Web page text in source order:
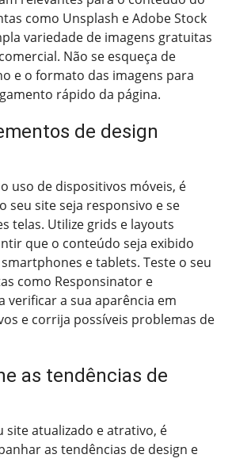
como Unsplash e Adobe Stock
variedade de imagens gratuitas
Não se esqueça de
e o formato das imagens para
rápido da página.
de design
uso de dispositivos móveis, é
seu site seja responsivo e se
telas. Utilize grids e layouts
que o conteúdo seja exibido
e tablets. Teste o seu
como Responsinator e
verificar a sua aparência em
e corrija possíveis problemas de
as tendências de
site atualizado e atrativo, é
as tendências de design e